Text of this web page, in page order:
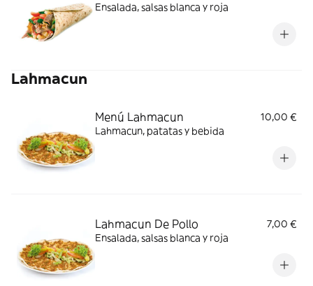
Ensalada, salsas blanca y roja
Lahmacun
Menú Lahmacun
10,00 €
Lahmacun, patatas y bebida
Lahmacun De Pollo
7,00 €
Ensalada, salsas blanca y roja